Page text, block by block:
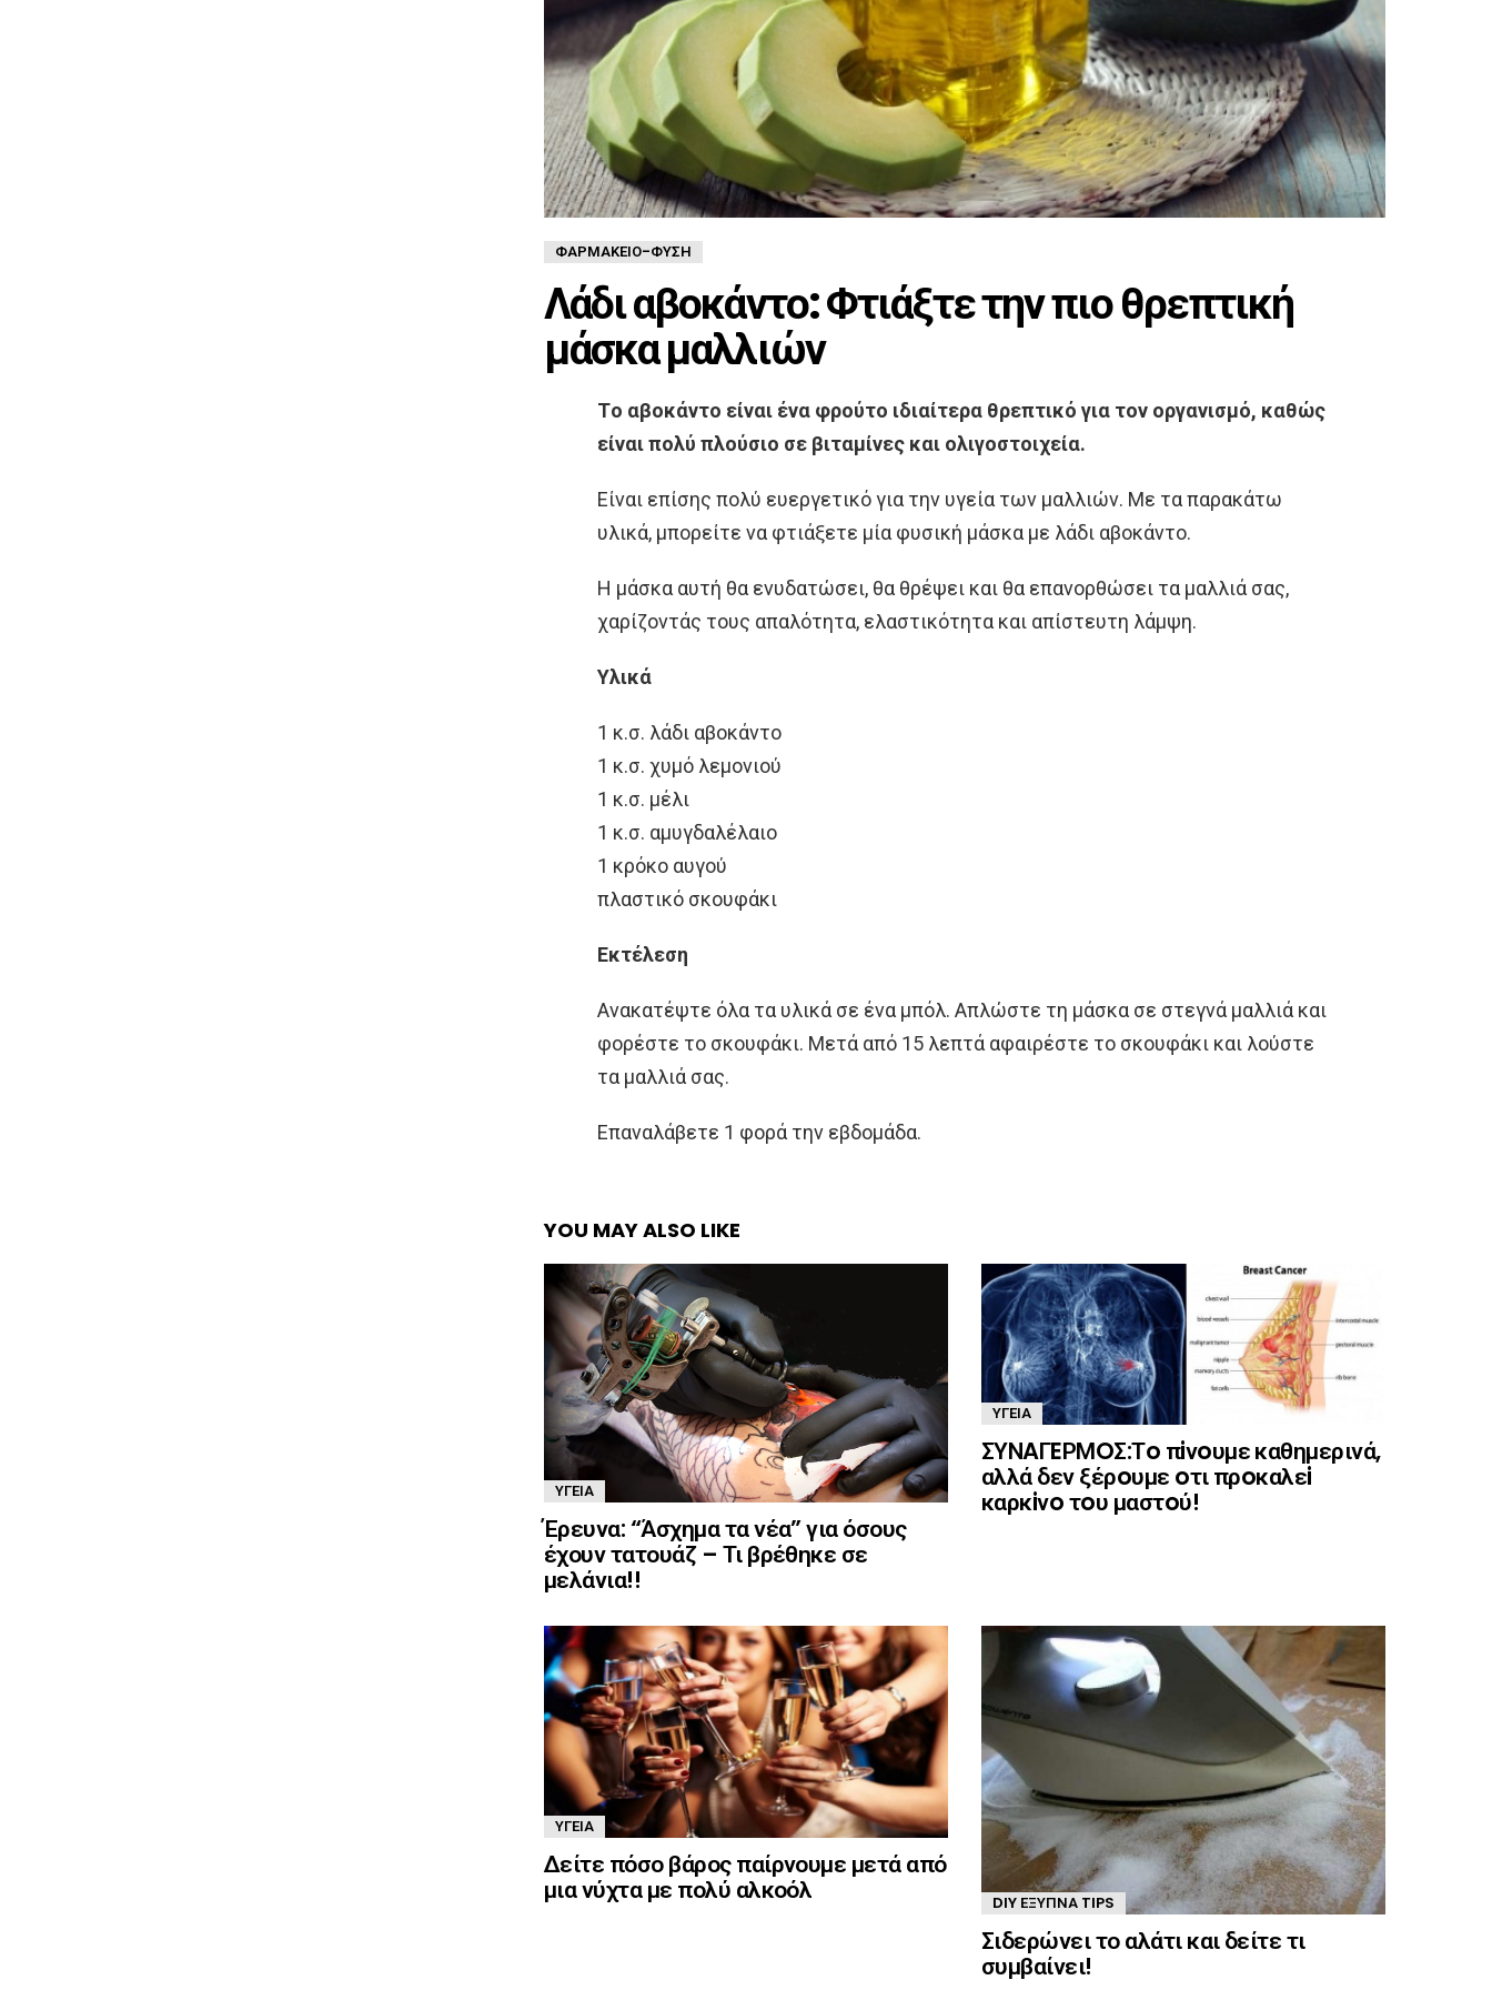
ΦΑΡΜΑΚΕΊΟ-ΦΎΣΗ
Λάδι αβοκάντο: Φτιάξτε την πιο θρεπτική
μάσκα μαλλιών
Tο αβοκάντο είναι ένα φρούτο ιδιαίτερα θρεπτικό για τον οργανισμό, καθώς
είναι πολύ πλούσιο σε βιταμίνες και ολιγοστοιχεία.
Είναι επίσης πολύ ευεργετικό για την υγεία των μαλλιών. Με τα παρακάτω
υλικά, μπορείτε να φτιάξετε μία φυσική μάσκα με λάδι αβοκάντο.
Η μάσκα αυτή θα ενυδατώσει, θα θρέψει και θα επανορθώσει τα μαλλιά σας,
χαρίζοντάς τους απαλότητα, ελαστικότητα και απίστευτη λάμψη.
Υλικά
1 κ.σ. λάδι αβοκάντο
1 κ.σ. χυμό λεμονιού
1 κ.σ. μέλι
1 κ.σ. αμυγδαλέλαιο
1 κρόκο αυγού
πλαστικό σκουφάκι
Εκτέλεση
Ανακατέψτε όλα τα υλικά σε ένα μπόλ. Απλώστε τη μάσκα σε στεγνά μαλλιά και
φορέστε το σκουφάκι. Μετά από 15 λεπτά αφαιρέστε το σκουφάκι και λούστε
τα μαλλιά σας.
Επαναλάβετε 1 φορά την εβδομάδα.
YOU MAY ALSO LIKE
ΥΓΕΊΑ
Έρευνα: “Άσχημα τα νέα” για όσους
έχουν τατουάζ – Τι βρέθηκε σε
μελάνια!!
ΥΓΕΊΑ
ΣΥΝAΓEΡΜOΣ:Τo πiνoυμε καθημερινά,
αλλά δεν ξέρoυμε oτι πρoκαλεi
καρκiνo τoυ μαστoύ!
ΥΓΕΊΑ
Δείτε πόσο βάρος παίρνουμε μετά από
μια νύχτα με πολύ αλκοόλ DIY ΈΞΥΠΝΑ TIPS
Σιδερώνει το αλάτι και δείτε τι
συμβαίνει!